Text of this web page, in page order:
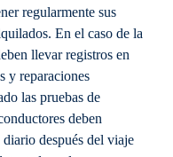
regularmente sus
En el caso de la
llevar registros en
y reparaciones
las pruebas de
deben
después del viaje